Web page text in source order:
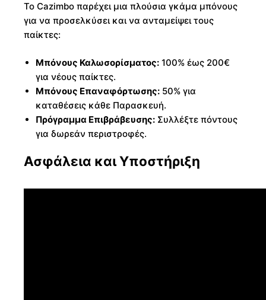
Το Cazimbo παρέχει μια πλούσια γκάμα μπόνους
για να προσελκύσει και να ανταμείψει τους
παίκτες:
Μπόνους Καλωσορίσματος: 100% έως 200€
για νέους παίκτες.
Μπόνους Επαναφόρτωσης: 50% για
καταθέσεις κάθε Παρασκευή.
Πρόγραμμα Επιβράβευσης: Συλλέξτε πόντους
για δωρεάν περιστροφές.
Ασφάλεια και Υποστήριξη